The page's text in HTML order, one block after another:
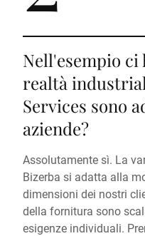
Nell'esempio ci
realtà
Services sono
aziende?
Assolutamente sì. La
Bizerba si adatta alla
dimensioni dei nostri
della fornitura sono
esigenze individuali.